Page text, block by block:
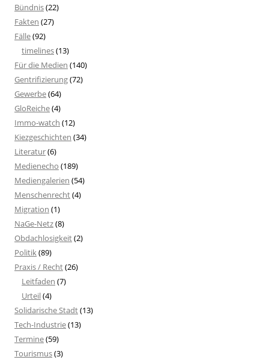
Bündnis(22)
Fakten (27)
Fälle(92)
timelines(13)
Für die Medien (140)
Gentrifizierung(72)
Gewerbe(64)
GloReiche(4)
Immo-watch (12)
Kiezgeschichten (34)
Literatur(6)
Medienecho (189)
Mediengalerien (54)
Menschenrecht(4)
Migration (1)
NaGe-Netz(8)
Obdachlosigkeit(2)
Politik(89)
Praxis / Recht(26)
Leitfaden (7)
Urteil(4)
Solidarische Stadt(13)
Tech-Industrie(13)
Termine(59)
Tourismus(3)